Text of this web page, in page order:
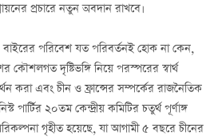
প্রচারে নতুন অবদান রাখবে।
পরিবেশ যত পরিবর্তনই হোক না কেন,
কৌশলগত দৃষ্টিভঙ্গি নিয়ে পরস্পরের স্বার্থ
করা এবং চীন ও ফ্রান্সের সম্পর্কের রাজনৈতিক
পার্টির ২০তম কেন্দ্রীয় কমিটির চতুর্থ পূর্ণাঙ্গ
গৃহীত হয়েছে, যা আগামী ৫ বছরে চীনের